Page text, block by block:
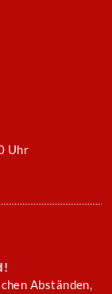
Uhr
Abständen,